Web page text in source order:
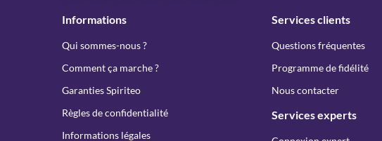
Informations
Qui sommes-nous ?
Comment ça marche ?
Garanties Spiriteo
Règles de confidentialité
Informations légales
Services clients
Questions fréquentes
Programme de fidélité
Nous contacter
Services experts